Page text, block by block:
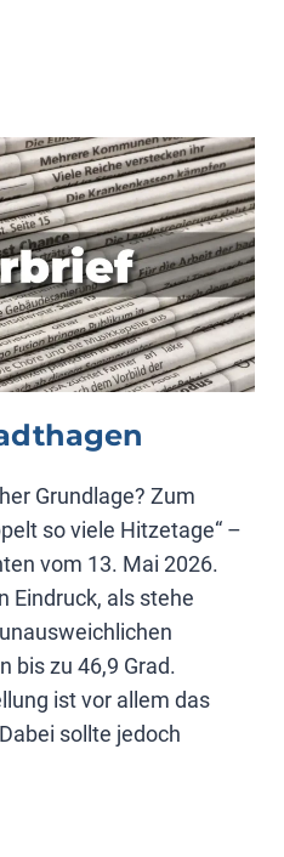
Grundlage? Zum
so viele Hitzetage“ –
vom 13. Mai 2026.
Eindruck, als stehe
bis zu 46,9 Grad.
ist vor allem das
sollte jedoch